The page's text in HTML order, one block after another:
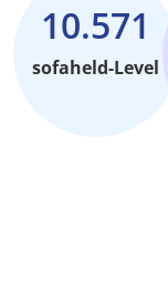
10.571
sofaheld-Level